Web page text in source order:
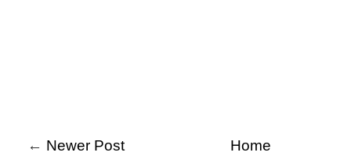
← Newer Post Home